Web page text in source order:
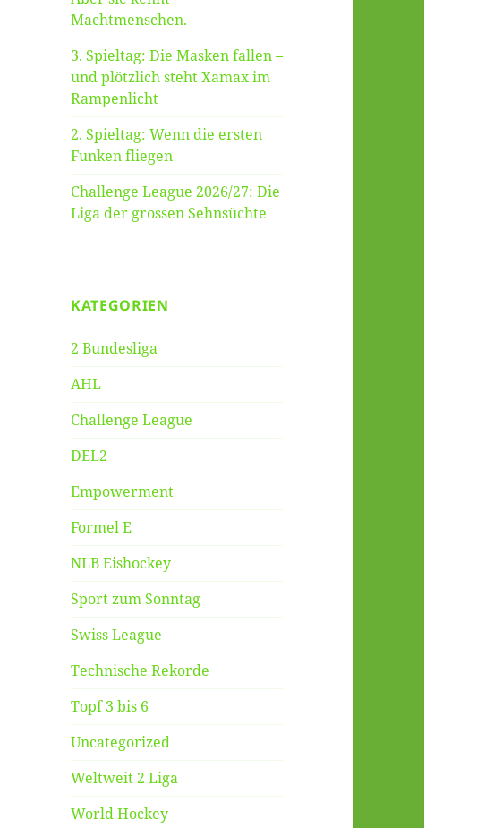
Machtmenschen.
3. Spieltag: Die Masken fallen –
und plötzlich steht Xamax im
Rampenlicht
2. Spieltag: Wenn die ersten
Funken fliegen
Challenge League 2026/27: Die
Liga der grossen Sehnsüchte
KATEGORIEN
2 Bundesliga
AHL
Challenge League
DEL2
Empowerment
Formel E
NLB Eishockey
Sport zum Sonntag
Swiss League
Technische Rekorde
Topf 3 bis 6
Uncategorized
Weltweit 2 Liga
World Hockey